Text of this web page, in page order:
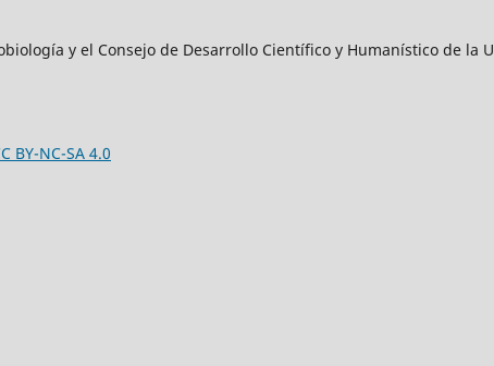
y el Consejo de Desarrollo Científico y Humanístico de la
BY-NC-SA 4.0